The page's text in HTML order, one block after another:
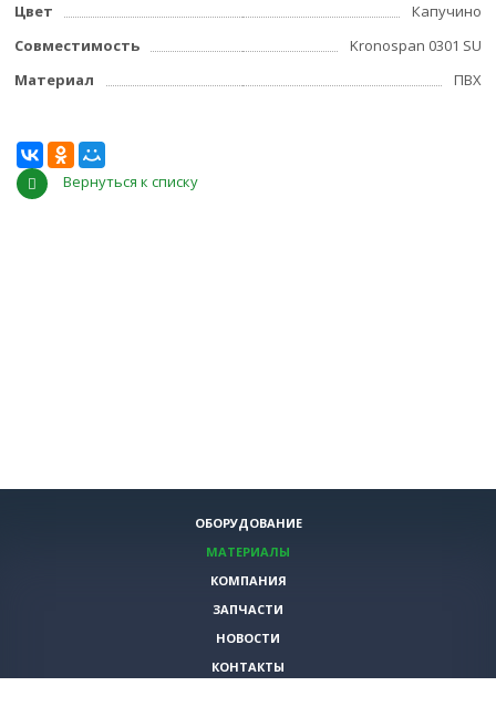
Цвет
Капучино
Совместимость
Kronospan 0301 SU
Материал
ПВХ
Вернуться к списку
ОБОРУДОВАНИЕ
МАТЕРИАЛЫ
КОМПАНИЯ
ЗАПЧАСТИ
НОВОСТИ
КОНТАКТЫ